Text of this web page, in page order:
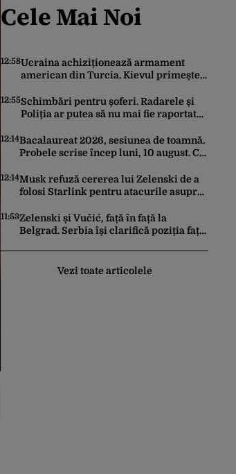
Cele Mai Noi
12:58Ucraina achiziționează armament
american din Turcia. Kievul primește
MLRS
12:55Schimbări pentru șoferi. Radarele și
Poliția ar putea să nu mai fie raportate
12:14Bacalaureat 2026, sesiunea de toamnă.
Probele scrise încep luni, 10 august. Ce
12:14Musk refuză cererea lui Zelenski de a
folosi Starlink pentru atacurile asupra
11:53Zelenski și Vučić, față în față la
Belgrad. Serbia își clarifică poziția față
Vezi toate articolele